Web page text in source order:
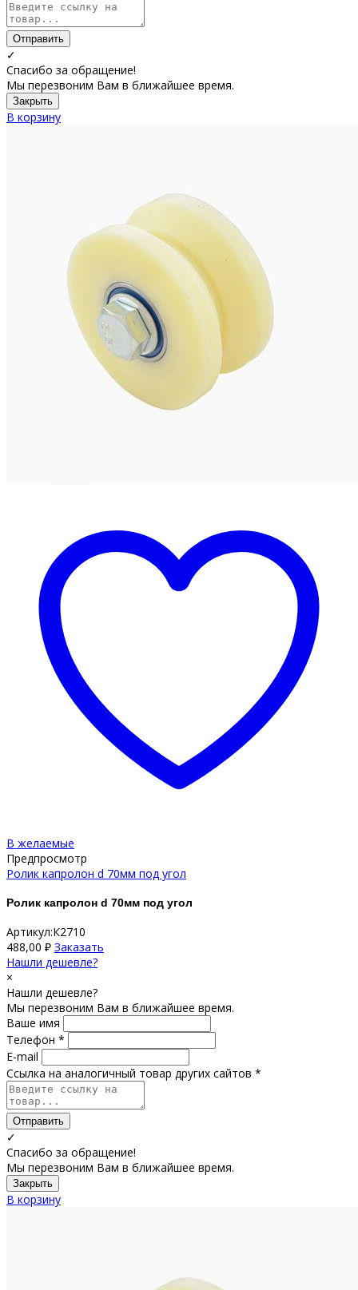
Отправить
✓
Спасибо за обращение!
Мы перезвоним Вам в ближайшее время.
Закрыть
В корзину
В желаемые
Предпросмотр
Ролик капролон d 70мм под угол
Ролик капролон d 70мм под угол
Артикул:К2710
488,00 ₽ Заказать
Нашли дешевле?
×
Нашли дешевле?
Мы перезвоним Вам в ближайшее время.
Ваше имя
Телефон *
E-mail
Ссылка на аналогичный товар других сайтов *
Отправить
✓
Спасибо за обращение!
Мы перезвоним Вам в ближайшее время.
Закрыть
В корзину